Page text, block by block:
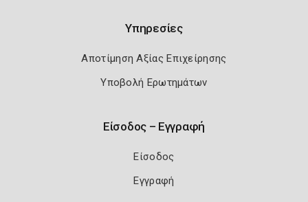
Υπηρεσίες
Αποτίμηση Αξίας Επιχείρησης
Υποβολή Ερωτημάτων
Είσοδος – Εγγραφή
Είσοδος
Εγγραφή